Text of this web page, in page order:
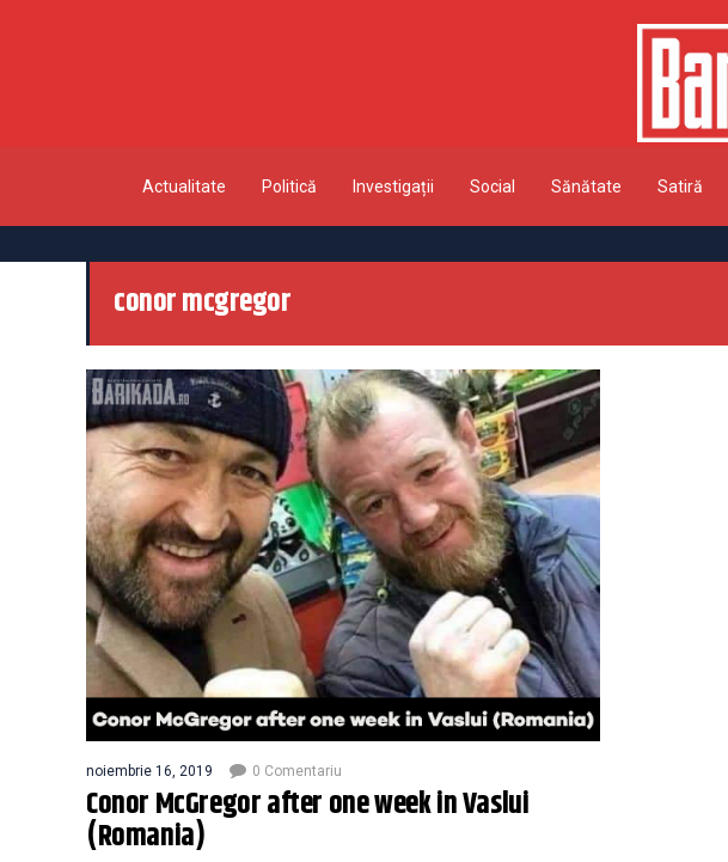
Actualitate Politică Investigații Social Sănătate Satiră
conor mcgregor
noiembrie 16, 2019 0 Comentariu
Conor McGregor after one week in Vaslui
(Romania)